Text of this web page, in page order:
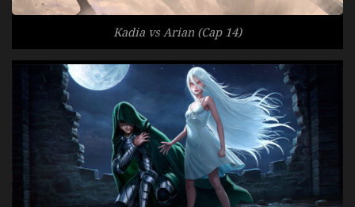
Kadia vs Arian (Cap 14)